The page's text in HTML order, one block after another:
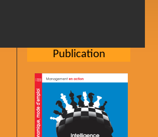
Publication